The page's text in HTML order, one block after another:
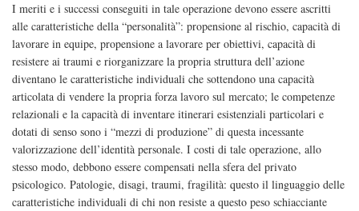
I meriti e i successi conseguiti in tale operazione devono essere ascritti
alle caratteristiche della “personalità”: propensione al rischio, capacità di
lavorare in equipe, propensione a lavorare per obiettivi, capacità di
resistere ai traumi e riorganizzare la propria struttura dell’azione
diventano le caratteristiche individuali che sottendono una capacità
articolata di vendere la propria forza lavoro sul mercato; le competenze
relazionali e la capacità di inventare itinerari esistenziali particolari e
dotati di senso sono i “mezzi di produzione” di questa incessante
valorizzazione dell’identità personale. I costi di tale operazione, allo
stesso modo, debbono essere compensati nella sfera del privato
psicologico. Patologie, disagi, traumi, fragilità: questo il linguaggio delle
caratteristiche individuali di chi non resiste a questo peso schiacciante